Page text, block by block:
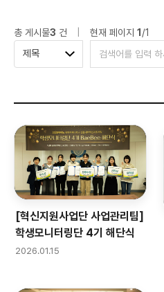
총 게시물3 건 현재 페이지 1 /1
검색 구분
제목 검색어
[혁신지원사업단 사업관리팀]
학생모니터링단 4기 해단식
2026.01.15